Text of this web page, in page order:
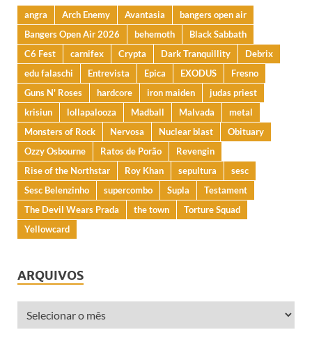
angra Arch Enemy Avantasia
bangers open air
Bangers Open Air 2026
behemoth
Black Sabbath
C6 Fest
carnifex Crypta Dark Tranquillity
Debrix
edu falaschi
Entrevista Epica EXODUS
Fresno
Guns N' Roses
hardcore iron maiden
judas priest
krisiun
lollapalooza Madball Malvada
metal
Monsters of Rock
Nervosa Nuclear blast
Obituary
Ozzy Osbourne
Ratos de Porão
Revengin
Rise of the Northstar
Roy Khan sepultura
sesc
Sesc Belenzinho
supercombo Supla
Testament
The Devil Wears Prada
the town
Torture Squad
Yellowcard
ARQUIVOS